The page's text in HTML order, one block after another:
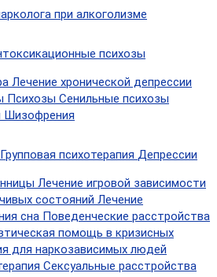
при алкоголизме
психозы
Лечение хронической депрессии
Психозы Сенильные психозы
Шизофрения
Групповая психотерапия Депрессии
Лечение игровой зависимости
состояний Лечение
сна Поведенческие расстройства
помощь в кризисных
для наркозависимых людей
Сексуальные расстройства